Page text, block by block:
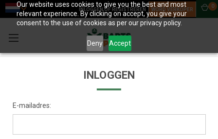
Our website uses cookies to give you the best and most
relevant experience. By clicking on accept, you give your
consent to the use of cookies as per our privacy policy.
Deny Accept
INLOGGEN OF REGISTREREN WORD VERKOPER
0
INLOGGEN
E-mailadres: